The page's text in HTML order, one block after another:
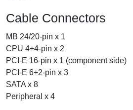
Cable Connectors
MB 24/20-pin x 1
CPU 4+4-pin x 2
PCI-E 16-pin x 1 (component side)
PCI-E 6+2-pin x 3
SATA x 8
Peripheral x 4